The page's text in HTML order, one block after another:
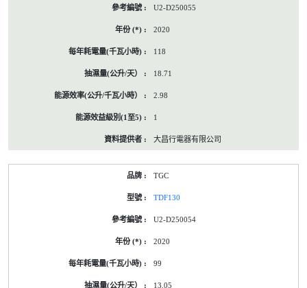
U2-D250055
2020
118
18.71
2.98
1
大昌行電器有限公司
TGC
TDF130
U2-D250054
2020
99
13.05